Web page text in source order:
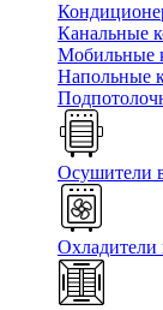
Канальные
Мобильные
Напольные
Осушители
Охладители